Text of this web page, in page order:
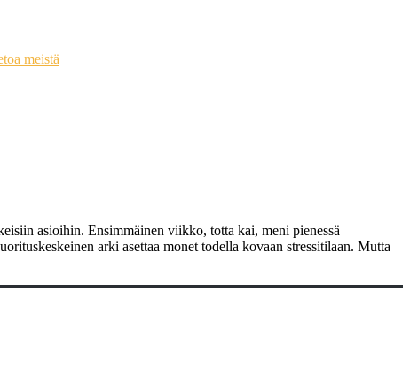
meistä
asioihin. Ensimmäinen viikko, totta kai, meni pienessä
arki asettaa monet todella kovaan stressitilaan. Mutta